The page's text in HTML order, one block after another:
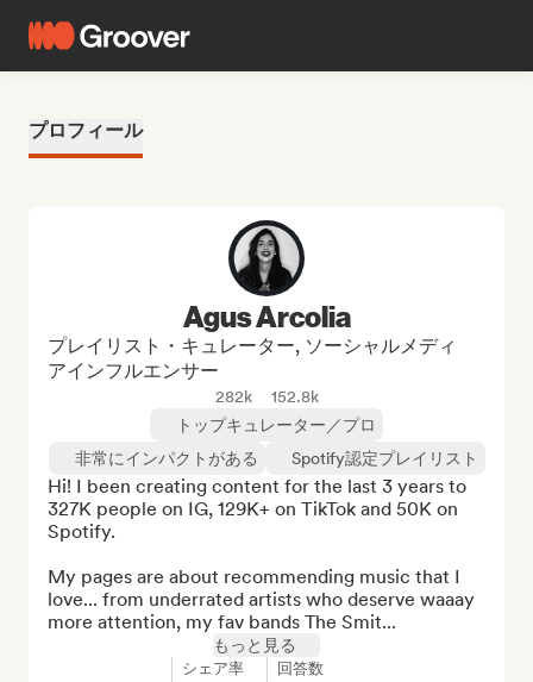
プロフィール
Agus Arcolia
プレイリスト・キュレーター, ソーシャルメディ
アインフルエンサー
282k
152.8k
トップキュレーター／プロ
非常にインパクトがある
Spotify認定プレイリスト
Hi! I been creating content for the last 3 years to
327K people on IG, 129K+ on TikTok and 50K on
Spotify.
My pages are about recommending music that I
love... from underrated artists who deserve waaay
more attention, my fav bands The Smit...
もっと見る
シェア率 回答数